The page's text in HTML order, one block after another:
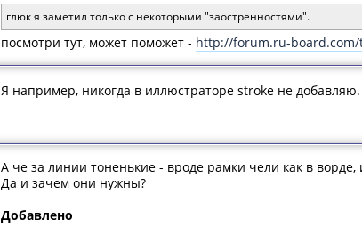
глюк я заметил только с некоторыми "заостренностями".
посмотри тут, может поможет - http://forum.ru-board.com/
Я например, никогда в иллюстраторе stroke не
А че за линии тоненькие - вроде рамки чели как в ворде,
Да и зачем они нужны?
Добавлено